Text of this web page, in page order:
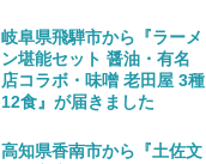
岐阜県飛騨市から『ラーメ
ン堪能セット 醤油・有名
店コラボ・味噌 老田屋 3種
12食』が届きました
高知県香南市から『土佐文